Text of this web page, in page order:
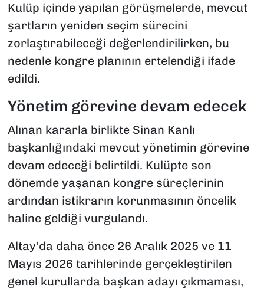
Kulüp içinde yapılan görüşmelerde, mevcut
şartların yeniden seçim sürecini
zorlaştırabileceği değerlendirilirken, bu
nedenle kongre planının ertelendiği ifade
edildi.
Yönetim görevine devam edecek
Alınan kararla birlikte Sinan Kanlı
başkanlığındaki mevcut yönetimin görevine
devam edeceği belirtildi. Kulüpte son
dönemde yaşanan kongre süreçlerinin
ardından istikrarın korunmasının öncelik
haline geldiği vurgulandı.
Altay’da daha önce 26 Aralık 2025 ve 11
Mayıs 2026 tarihlerinde gerçekleştirilen
genel kurullarda başkan adayı çıkmaması,